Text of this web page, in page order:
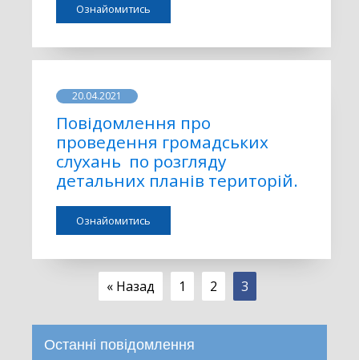
Ознайомитись
20.04.2021
Повідомлення про
проведення громадських
слухань по розгляду
детальних планів територій.
Ознайомитись
« Назад 1 2 3
Останні повідомлення